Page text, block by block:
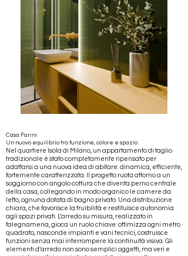
Casa Farini
Un nuovo equilibrio tra funzione, colore e spazio
Nel quartiere Isola di Milano, un appartamento di taglio
tradizionale è stato completamente ripensato per
adattarsi a una nuova idea di abitare: dinamica, efficiente,
fortemente caratterizzata. Il progetto ruota attorno a un
soggiorno con angolo cottura che diventa perno centrale
della casa, collegando in modo organico le camere da
letto, ognuna dotata di bagno privato. Una distribuzione
chiara, che favorisce la fruibilità e restituisce autonomia
agli spazi privati. ​L’arredo su misura, realizzato in
falegnameria, gioca un ruolo chiave: ottimizza ogni metro
quadrato, nasconde impianti e vani tecnici, costruisce
funzioni senza mai interrompere la continuità visiva. Gli
elementi d’arredo non sono semplici oggetti, ma veri e